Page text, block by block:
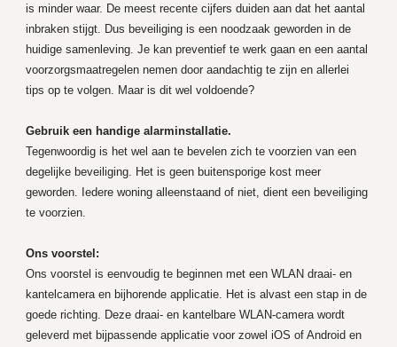
is minder waar. De meest recente cijfers duiden aan dat het aantal
inbraken stijgt. Dus beveiliging is een noodzaak geworden in de
huidige samenleving. Je kan preventief te werk gaan en een aantal
voorzorgsmaatregelen nemen door aandachtig te zijn en allerlei
tips op te volgen. Maar is dit wel voldoende?
Gebruik een handige alarminstallatie.
Tegenwoordig is het wel aan te bevelen zich te voorzien van een
degelijke beveiliging. Het is geen buitensporige kost meer
geworden. Iedere woning alleenstaand of niet, dient een beveiliging
te voorzien.
Ons voorstel:
Ons voorstel is eenvoudig te beginnen met een WLAN draai- en
kantelcamera en bijhorende applicatie. Het is alvast een stap in de
goede richting. Deze draai- en kantelbare WLAN-camera wordt
geleverd met bijpassende applicatie voor zowel iOS of Android en